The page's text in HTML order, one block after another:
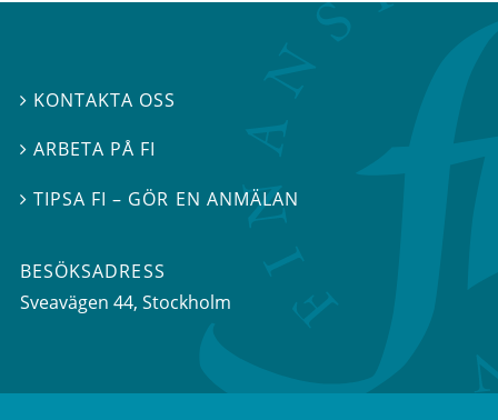
 KONTAKTA OSS
ARBETA PÅ FI
TIPSA FI – GÖR EN ANMÄLAN
BESÖKSADRESS
Sveavägen 44, Stockholm